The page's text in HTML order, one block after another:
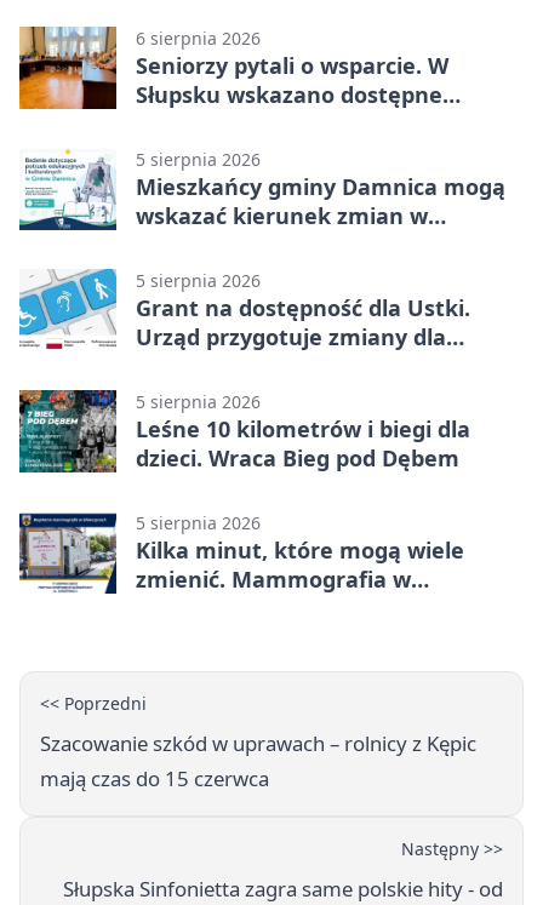
6 sierpnia 2026
Seniorzy pytali o wsparcie. W
Słupsku wskazano dostępne
5 sierpnia 2026
Mieszkańcy gminy Damnica mogą
wskazać kierunek zmian w
5 sierpnia 2026
Grant na dostępność dla Ustki.
Urząd przygotuje zmiany dla
5 sierpnia 2026
Leśne 10 kilometrów i biegi dla
dzieci. Wraca Bieg pod Dębem
5 sierpnia 2026
Kilka minut, które mogą wiele
zmienić. Mammografia w
<< Poprzedni
Szacowanie szkód w uprawach – rolnicy z Kępic
mają czas do 15 czerwca
Następny >>
Słupska Sinfonietta zagra same polskie hity - od